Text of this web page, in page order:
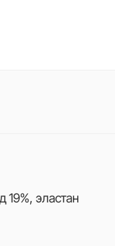
19%, эластан